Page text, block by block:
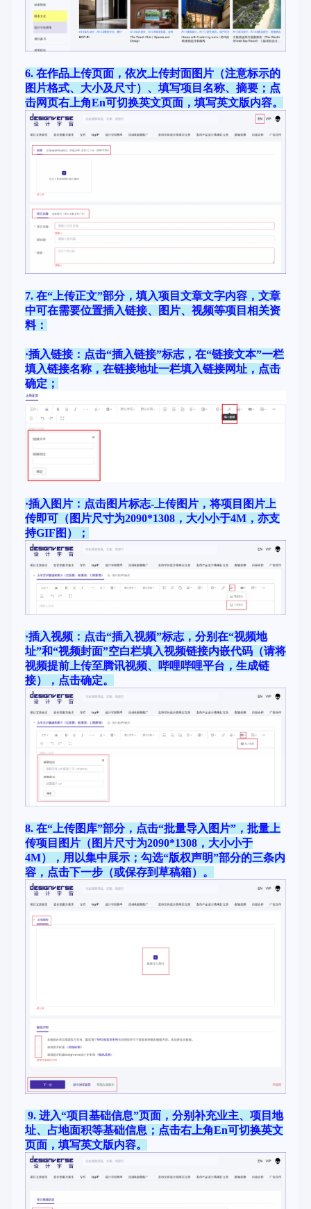
6. 在作品上传页面，依次上传封面图片（注意标示的
图片格式、大小及尺寸）、填写项目名称、摘要；点
击网页右上角En可切换英文页面，填写英文版内容。
7. 在“上传正文”部分，填入项目文章文字内容，文章
中可在需要位置插入链接、图片、视频等项目相关资
料：
·插入链接：点击“插入链接”标志，在“链接文本”一栏
填入链接名称，在链接地址一栏填入链接网址，点击
确定；
·插入图片：点击图片标志-上传图片，将项目图片上
传即可（图片尺寸为2090*1308，大小小于4M，亦支
持GIF图）；
·插入视频：点击“插入视频”标志，分别在“视频地
址”和“视频封面”空白栏填入视频链接内嵌代码（请将
视频提前上传至腾讯视频、哔哩哔哩平台，生成链
接），点击确定。
8. 在“上传图库”部分，点击“批量导入图片”，批量上
传项目图片（图片尺寸为2090*1308，大小小于
4M），用以集中展示；勾选“版权声明”部分的三条内
容，点击下一步（或保存到草稿箱）。
9. 进入“项目基础信息”页面，分别补充业主、项目地
址、占地面积等基础信息；点击右上角En可切换英文
页面，填写英文版内容。